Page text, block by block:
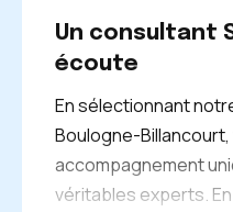
Un consultant
écoute
En sélectionnant
Boulogne-
accompagnement
véritables experts.